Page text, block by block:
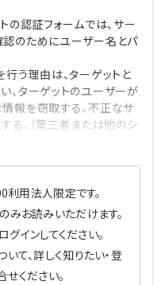
の認証フォームでは、サー
のためにユーザー名とパ
う理由は、ターゲットと
、ターゲットのユーザーが
報を窃取する、不正なサ
る、（第三者または他のシ
利用法人限定です。
みお読みいただけます。
インしてください。
て、詳しく知りたい・登
ください。